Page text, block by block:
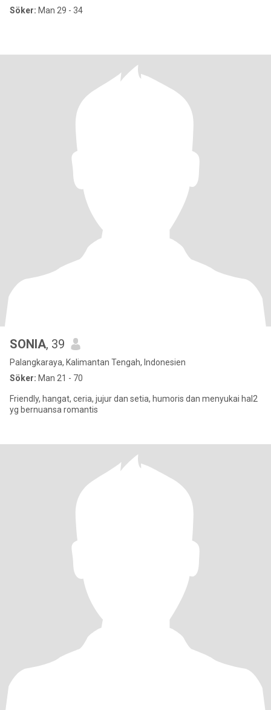
Söker: Man 29 - 34
SONIA, 39
Palangkaraya, Kalimantan Tengah, Indonesien
Söker: Man 21 - 70
Friendly, hangat, ceria, jujur dan setia, humoris dan menyukai hal2
yg bernuansa romantis